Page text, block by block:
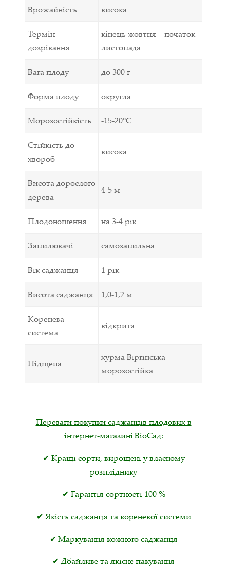
Врожайність висока
Термін
дозрівання
кінець жовтня – початок
листопада
Вага плоду до 300 г
Форма плоду округла
Морозостійкість -15-20°С
Стійкість до
хвороб
висока
Висота дорослого
дерева
4-5 м
Плодоношення на 3-4 рік
Запилювачі самозапильна
Вік саджанця 1 рік
Висота саджанця 1,0-1,2 м
Коренева
система
відкрита
Підщепа
хурма Віргінська
морозостійка
Переваги покупки саджанців плодових в
інтернет-магазині ВіоСад:
✔ Кращі сорти, вирощені у власному
розпліднику
✔ Гарантія сортності 100 %
✔ Якість саджанця та кореневої системи
✔ Маркування кожного саджанця
✔ Дбайливе та якісне пакування